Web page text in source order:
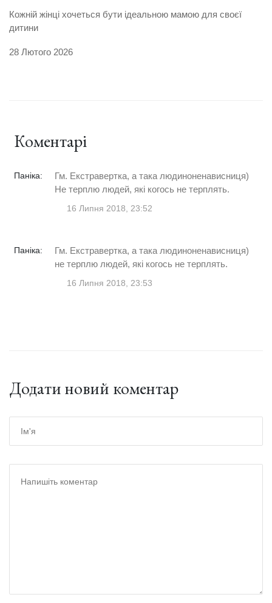
Кожній жінці хочеться бути ідеальною мамою для своєї
дитини
28 Лютого 2026
Коментарі
Паніка:
Гм. Екстравертка, а така людиноненависниця)
Не терплю людей, які когось не терплять.
16 Липня 2018, 23:52
Паніка:
Гм. Екстравертка, а така людиноненависниця)
не терплю людей, які когось не терплять.
16 Липня 2018, 23:53
Додати новий коментар